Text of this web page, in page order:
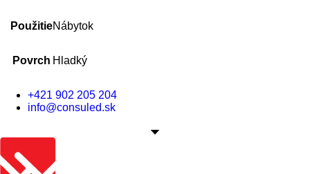
PoužitieNábytok
Povrch Hladký
+421 902 205 204
info@consuled.sk